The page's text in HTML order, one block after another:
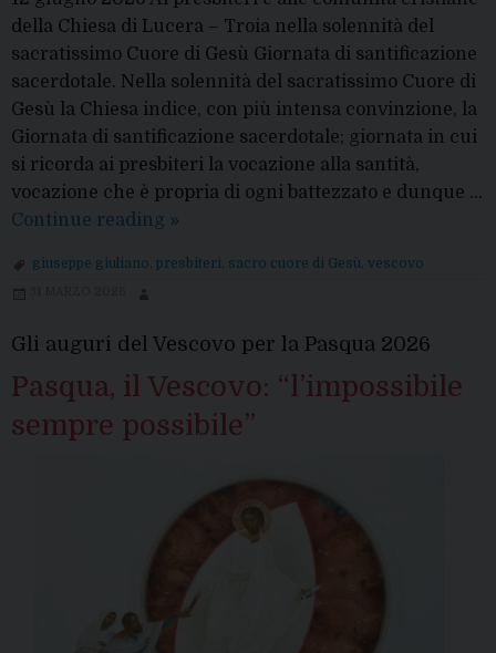
della Chiesa di Lucera – Troia nella solennità del
sacratissimo Cuore di Gesù ​​Giornata di santificazione
sacerdotale. Nella solennità del sacratissimo Cuore di
Gesù la Chiesa indice, con più intensa convinzione, la
Giornata di santificazione sacerdotale; giornata in cui
si ricorda ai presbiteri la vocazione alla santità,
vocazione che è propria di ogni battezzato e dunque …
Continue reading Sacro
di
del
Vescovo
»
giuseppe giuliano presbiteri sacro cuore di Gesù vescovo
Gli auguri del Vescovo per la Pasqua 2026
Pasqua, il Vescovo: “l’impossibile
sempre possibile”